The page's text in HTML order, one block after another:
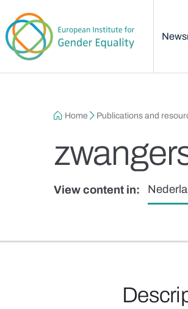
Breadcrumb
Home Publications and
View content in: